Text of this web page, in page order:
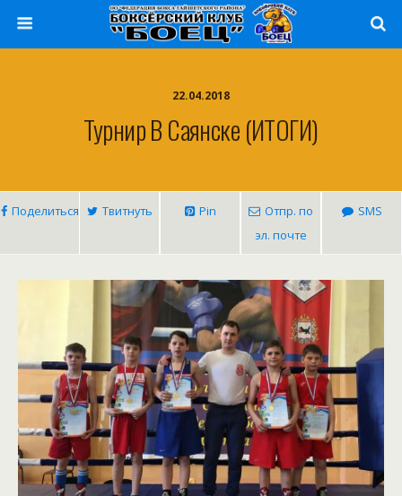
22.04.2018
Турнир В Саянске (ИТОГИ)
Поделиться Твитнуть Pin
Отпр. по
эл. почте
SMS